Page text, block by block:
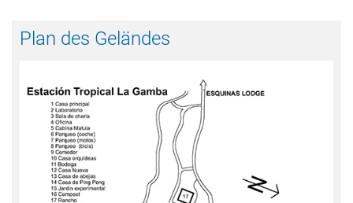
Plan des Geländes